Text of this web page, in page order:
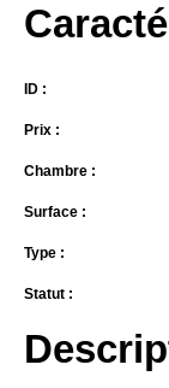
ID :
Prix :
Chambre :
Surface :
Type :
Statut :